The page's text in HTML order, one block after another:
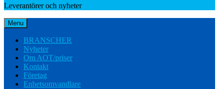
Leverantörer och nyheter
Menu
BRANSCHER
Nyheter
Om AOT/priser
Kontakt
Företag
Enhetsomvandlare